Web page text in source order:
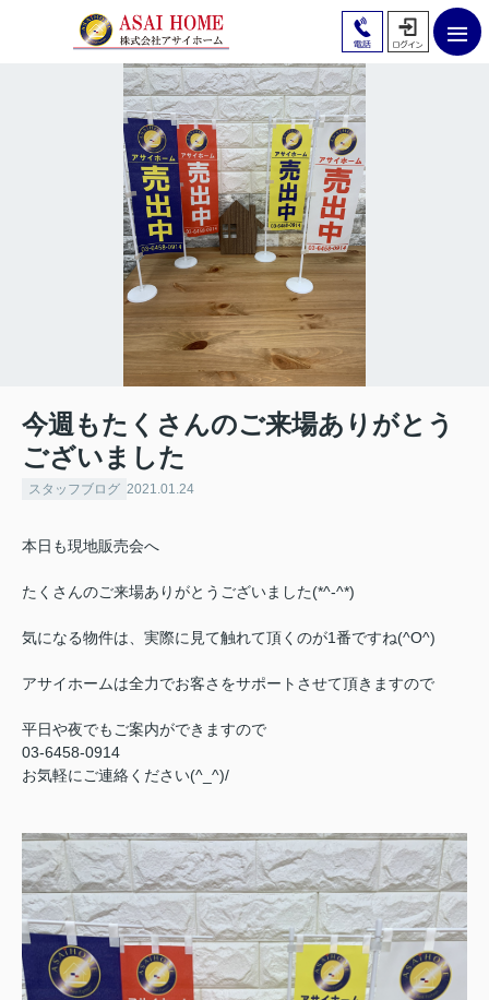
今週もたくさんのご来場ありがとう
ございました
スタッフブログ 2021.01.24
本日も現地販売会へ
たくさんのご来場ありがとうございました(*^-^*)
気になる物件は、実際に見て触れて頂くのが1番ですね(^O^)
アサイホームは全力でお客さをサポートさせて頂きますので
平日や夜でもご案内ができますので
03-6458-0914
お気軽にご連絡ください(^_^)/